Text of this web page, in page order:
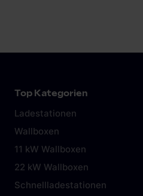
Top Kategorien
Ladestationen
Wallboxen
11 kW Wallboxen
22 kW Wallboxen
Schnellladestationen